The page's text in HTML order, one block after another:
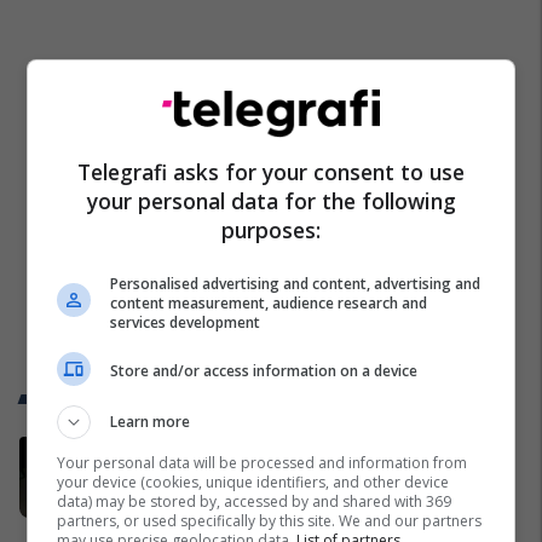
Trend Telegrafi
Autoritetet amerikane kapin tre
shqiptarë - tentuan të ‘blinin’
trupën gjykuese për të shpëtuar
ish-boksierin malazez
Shqipëri
Telegrafi asks for your consent to use
your personal data for the following
purposes:
Personalised advertising and content, advertising and
content measurement, audience research and
services development
Store and/or access information on a device
Learn more
Your personal data will be processed and information from
your device (cookies, unique identifiers, and other device
data) may be stored by, accessed by and shared with 369
partners, or used specifically by this site. We and our partners